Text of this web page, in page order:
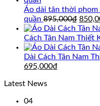
695,000₫.là:
595,000₫.
Áo dài tân thời
quần 895,000₫ Giá
gốc
là:
Cách Tân Nam Thiết
Dài Cách Tân Nam
Giá
là:
695,000₫
Latest News
04